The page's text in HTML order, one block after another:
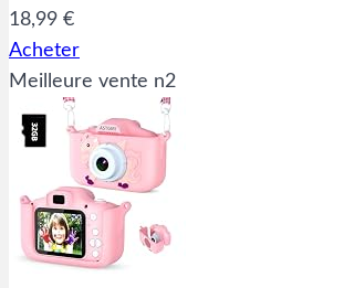
18,99 €
Acheter
Meilleure vente n2